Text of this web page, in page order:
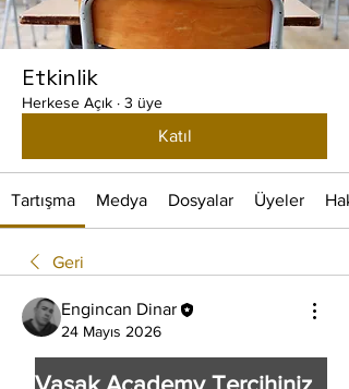
Etkinlik
Herkese Açık · 3 üye
Katıl
Tartışma Medya Dosyalar Üyeler
Geri
Engincan Dinar
24 Mayıs 2026